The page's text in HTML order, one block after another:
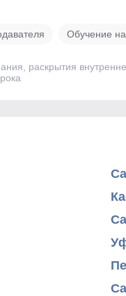
Обучение на
раскрытия